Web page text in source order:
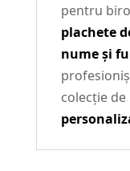
pentru
plachete
nume și
colecție de